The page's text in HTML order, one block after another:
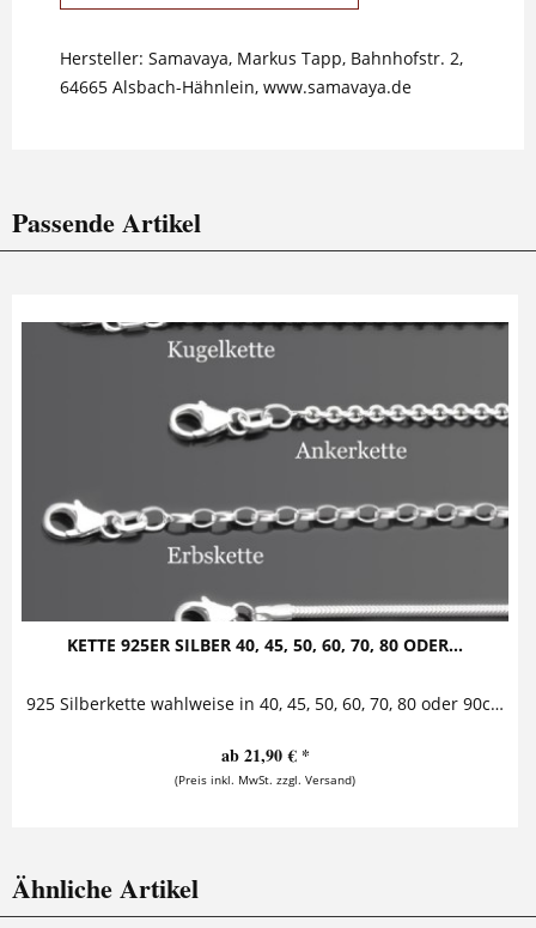
Hersteller: Samavaya, Markus Tapp, Bahnhofstr. 2,
64665 Alsbach-Hähnlein, www.samavaya.de
Passende Artikel
KETTE 925ER SILBER 40, 45, 50, 60, 70, 80 ODER...
925 Silberkette wahlweise in 40, 45, 50, 60, 70, 80 oder 90cm Kugel-, Anker-, Erbs- oder Schlangenkette aus 925er Sterling Silber jeweils erhältlich in den Längen 40cm, 45cm, 50cm,...
ab 21,90 € *
(Preis inkl. MwSt. zzgl. Versand)
Ähnliche Artikel